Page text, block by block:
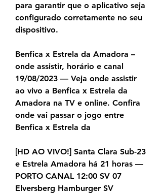
para garantir que o aplicativo seja
configurado corretamente no seu
dispositivo.
Benfica x Estrela da Amadora –
onde assistir, horário e canal
19/08/2023 — Veja onde assistir
ao vivo a Benfica x Estrela da
Amadora na TV e online. Confira
onde vai passar o jogo entre
Benfica x Estrela da
[HD AO VIVO!] Santa Clara Sub-23
e Estrela Amadora há 21 horas —
PORTO CANAL 12:00 SV 07
Elversberg Hamburger SV